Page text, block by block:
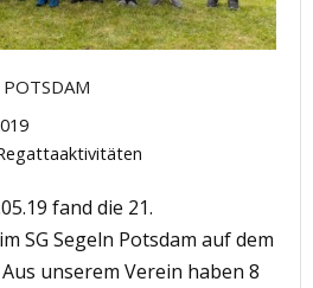
POTSDAM
fand die 21.
SG Segeln Potsdam auf dem
unserem Verein haben 8